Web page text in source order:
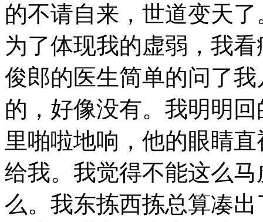
的不请自来，世道变天
为了体现我的虚弱，我
俊郎的医生简单的问了
的，好像没有。我明明
里啪啦地响，他的眼睛
给我。我觉得不能这么
么。我东拣西拣总算凑